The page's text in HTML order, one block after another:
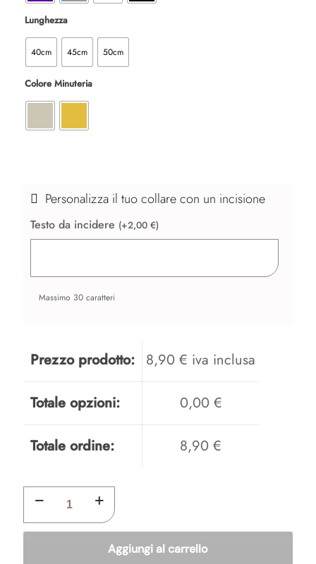
Lunghezza
40cm 45cm 50cm
Colore Minuteria
Personalizza il tuo collare con un incisione
Testo da incidere (+2,00 €)
Massimo 30 caratteri
Prezzo prodotto: 8,90 € iva inclusa
Totale opzioni: 0,00 €
Totale ordine: 8,90 €
COLLARI
BIOTHANE®
LINEA
Aggiungi al carrello